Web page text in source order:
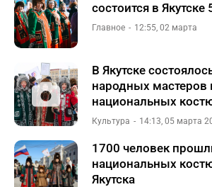
состоится в Якутске
Главное 12:55, 02 марта
В Якутске
народных мастеров
национальных
Культура 14:13, 05 марта
1700 человек
национальных
Якутска